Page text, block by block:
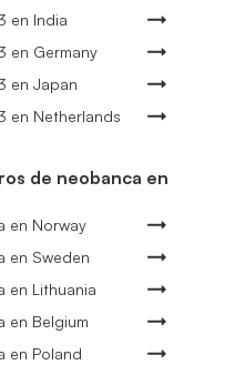
en India
en Germany
en Japan
en Netherlands
de neobanca en
en Norway
en Sweden
en Lithuania
en Belgium
en Poland